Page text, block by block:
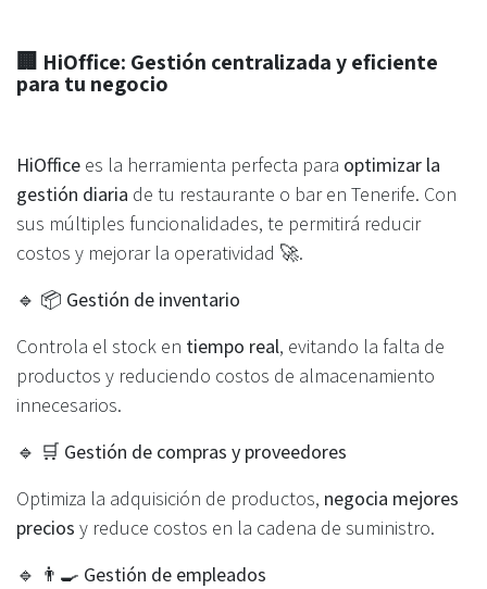
🏢 HiOffice: Gestión centralizada y eficiente
para tu negocio
HiOffice es la herramienta perfecta para optimizar la
gestión diaria de tu restaurante o bar en Tenerife. Con
sus múltiples funcionalidades, te permitirá reducir
costos y mejorar la operatividad 🚀.
🔹 📦 Gestión de inventario
Controla el stock en tiempo real, evitando la falta de
productos y reduciendo costos de almacenamiento
innecesarios.
🔹 🛒 Gestión de compras y proveedores
Optimiza la adquisición de productos, negocia mejores
precios y reduce costos en la cadena de suministro.
🔹 👨‍🍳 Gestión de empleados